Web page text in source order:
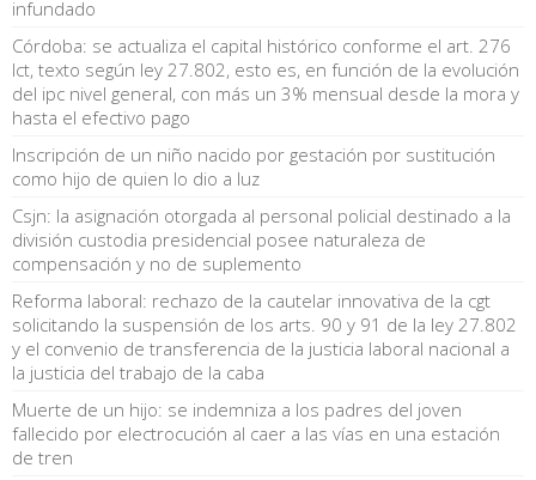
infundado
Córdoba: se actualiza el capital histórico conforme el art. 276
lct, texto según ley 27.802, esto es, en función de la evolución
del ipc nivel general, con más un 3% mensual desde la mora y
hasta el efectivo pago
Inscripción de un niño nacido por gestación por sustitución
como hijo de quien lo dio a luz
Csjn: la asignación otorgada al personal policial destinado a la
división custodia presidencial posee naturaleza de
compensación y no de suplemento
Reforma laboral: rechazo de la cautelar innovativa de la cgt
solicitando la suspensión de los arts. 90 y 91 de la ley 27.802
y el convenio de transferencia de la justicia laboral nacional a
la justicia del trabajo de la caba
Muerte de un hijo: se indemniza a los padres del joven
fallecido por electrocución al caer a las vías en una estación
de tren